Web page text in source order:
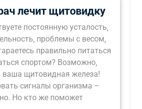
лечит щитовидку
постоянную усталость‚
проблемы с весом‚
правильно питаться
спортом? Возможно‚
ваша щитовидная железа!
сигналы организма –
Но кто же поможет